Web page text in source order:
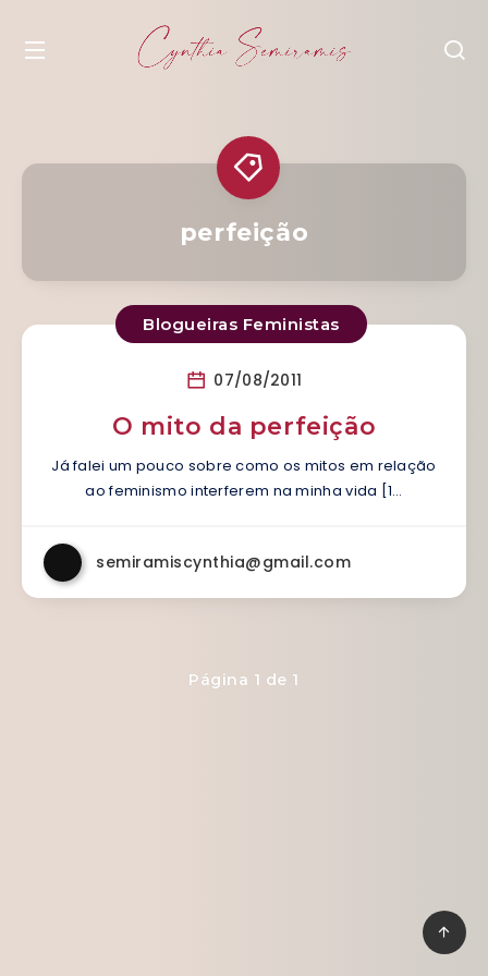
perfeição
Blogueiras Feministas
07/08/2011
O mito da perfeição
Já falei um pouco sobre como os mitos em relação
ao feminismo interferem na minha vida [1…
semiramiscynthia@gmail.com
Página 1 de 1